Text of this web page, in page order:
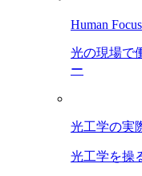
Human Focus
光の現場で
ー
光工学の実
光工学を操